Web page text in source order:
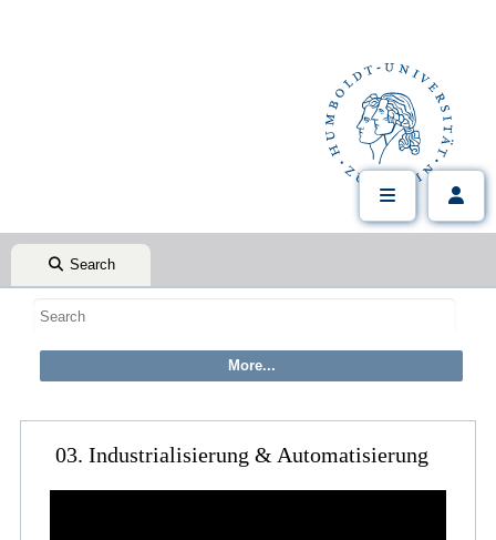
Search
03. Industrialisierung & Automatisierung